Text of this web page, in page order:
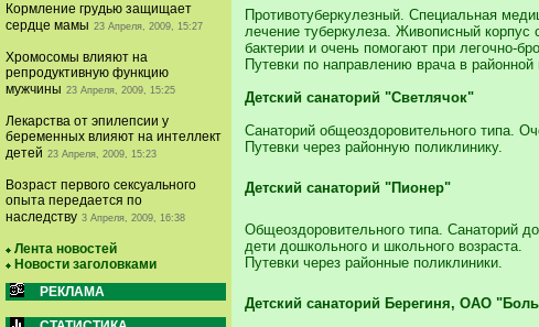
Кормление грудью защищает
сердце мамы 23 Апреля, 2009, 15:27
Хромосомы влияют на
репродуктивную функцию
мужчины 23 Апреля, 2009, 15:25
Лекарства от эпилепсии у
беременных влияют на интеллект
детей 23 Апреля, 2009, 15:23
Возраст первого сексуального
опыта передается по
наследству 3 Апреля, 2009, 16:38
Лента новостей
Новости заголовками
РЕКЛАМА
Противотуберкулезный. Специальная
лечение туберкулеза. Живописный корпус
бактерии и очень помогают при легочно-
Путевки по направлению врача в районной
Детский санаторий "Светлячок"
Санаторий общеоздоровительного типа.
Путевки через районную поликлинику.
Детский санаторий "Пионер"
Общеоздоровительного типа. Санаторий
дети дошкольного и школьного возраста.
Путевки через районные поликлиники.
Детский санаторий Берегиня, ОАО